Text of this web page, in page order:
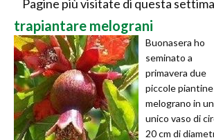
Pagine più visitate di questa
trapiantare melograni
Buonasera ho
seminato a
primavera due
piccole
melograno in un
unico vaso di
20 cm di